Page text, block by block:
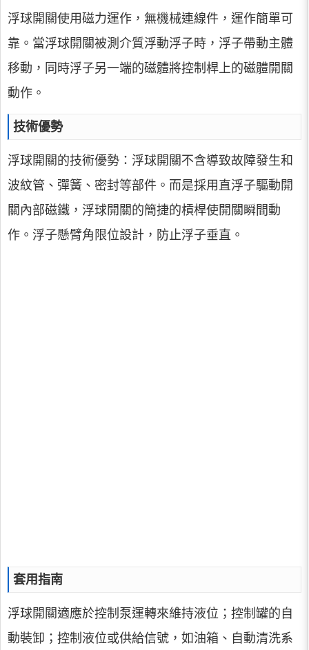
浮球開關使用磁力運作，無機械連線件，運作簡單可
靠。當浮球開關被測介質浮動浮子時，浮子帶動主體
移動，同時浮子另一端的磁體將控制桿上的磁體開關
動作。
技術優勢
浮球開關的技術優勢：浮球開關不含導致故障發生和
波紋管、彈簧、密封等部件。而是採用直浮子驅動開
關內部磁鐵，浮球開關的簡捷的槓桿使開關瞬間動
作。浮子懸臂角限位設計，防止浮子垂直。
套用指南
浮球開關適應於控制泵運轉來維持液位；控制罐的自
動裝卸；控制液位或供給信號，如油箱、自動清洗系